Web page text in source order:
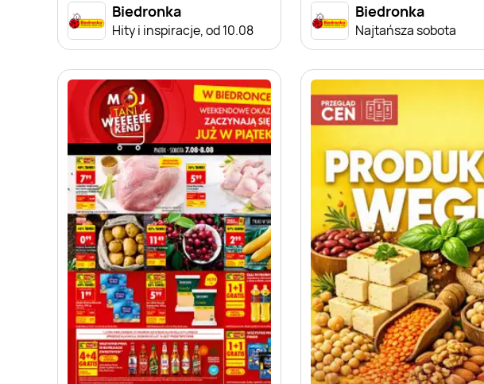
Biedronka
Hity i inspiracje, od 10.08
Biedronka
Najtańsza sobota